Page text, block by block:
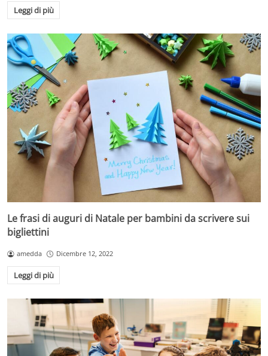
Leggi di più
Le frasi di auguri di Natale per bambini da scrivere sui
bigliettini
amedda Dicembre 12, 2022
Leggi di più